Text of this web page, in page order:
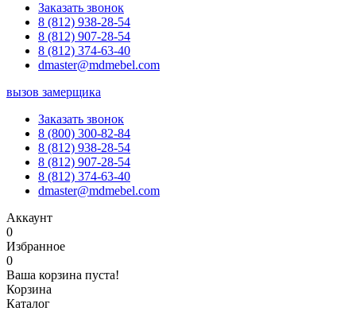
Заказать звонок
8 (812) 938-28-54
8 (812) 907-28-54
8 (812) 374-63-40
dmaster@mdmebel.com
вызов замерщика
Заказать звонок
8 (800) 300-82-84
8 (812) 938-28-54
8 (812) 907-28-54
8 (812) 374-63-40
dmaster@mdmebel.com
Аккаунт
0
Избранное
0
Ваша корзина пуста!
Корзина
Каталог